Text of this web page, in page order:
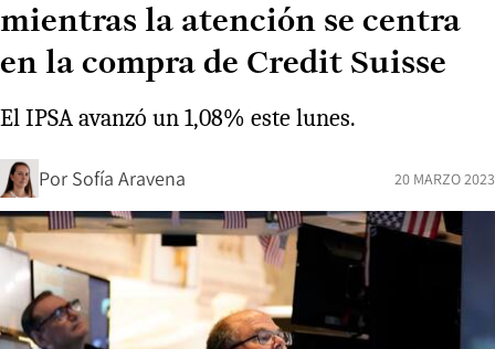
mientras la atención se centra
en la compra de Credit Suisse
El IPSA avanzó un 1,08% este lunes.
Por Sofía Aravena 20 MARZO 2023